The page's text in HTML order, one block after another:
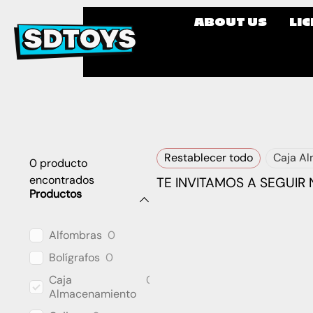
ABOUT US
0 producto
encontrados
Productos
Alfombras 0
Bolígrafos 0
Caja
Almacenamiento
0
Restablecer todo Caja
TE INVITAMOS A SEGUIR